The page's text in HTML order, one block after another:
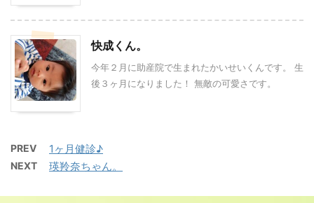
快成くん。
今年２月に助産院で生まれたかいせいくんです。 生
後３ヶ月になりました！ 無敵の可愛さです。
PREV 1ヶ月健診♪
NEXT 瑛羚奈ちゃん。